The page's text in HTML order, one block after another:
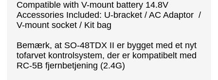
Compatible with V-mount battery 14.8V
Accessories Included: U-bracket / AC Adaptor /
V-mount socket / Kit bag
Bemærk, at SO-48TDX II er bygget med et nyt
tofarvet kontrolsystem, der er kompatibelt med
RC-5B fjernbetjening (2.4G)